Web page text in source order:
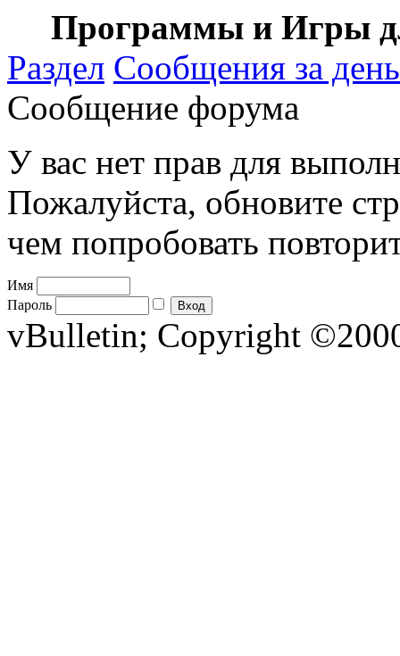
Программы и Игры
Раздел Сообщения за день
Сообщение форума
У вас нет прав для
Пожалуйста, обновите
чем попробовать
Имя
Пароль
vBulletin; Copyright